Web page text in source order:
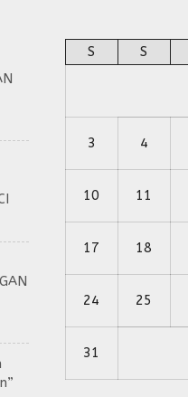
S S
3 4
10 11
17 18
24 25
31